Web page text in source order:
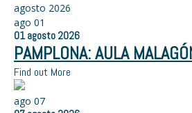
agosto 2026
ago 01
01 agosto 2026
PAMPLONA: AULA
Find out More
ago 07